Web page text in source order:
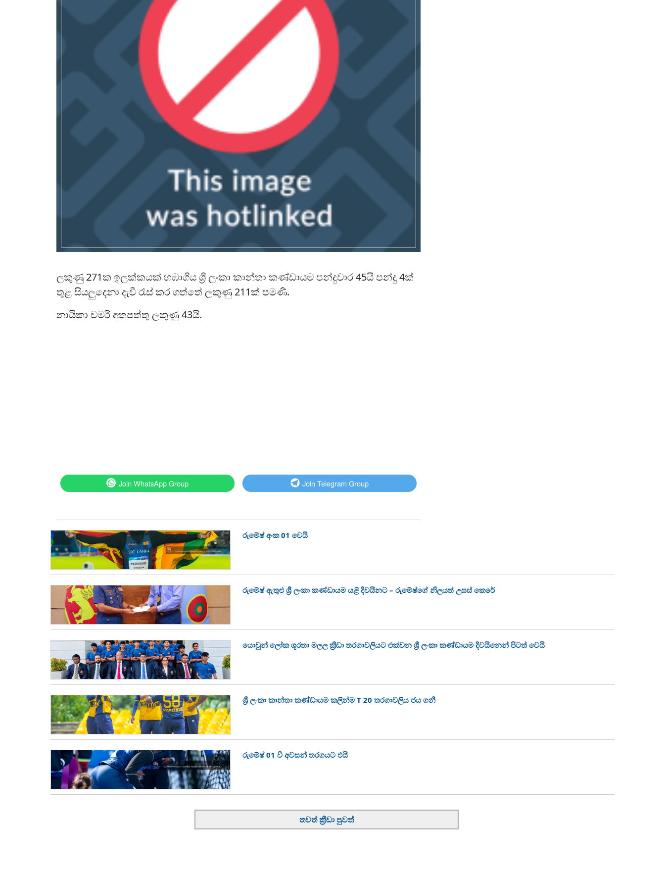
ලකුණු 271ක ඉලක්කයක් හඹාගිය ශ්‍රී ලංකා කාන්තා කණ්ඩායම පන්දුවාර 45යි පන්දු 4ක්
තුළ සියලුදෙනා දැවී රැස් කර ගත්තේ ලකුණු 211ක් පමණි.
නායිකා චමරි අතපත්තු ලකුණු 43යි.
Join WhatsApp Group Join Telegram Group
රුමේෂ් අංක 01 වෙයි
රුමේෂ් ඇතුළු ශ්‍රී ලංකා කණ්ඩායම යළි දිවයිනට – රුමේෂ්ගේ නිලයත් උසස් කෙරේ
යොවුන් ලෝක ශූරතා මලල ක්‍රීඩා තරගාවලියට එක්වන ශ්‍රී ලංකා කණ්ඩායම දිවයිනෙන් පිටත් වෙයි
ශ්‍රී ලංකා කාන්තා කණ්ඩායම කලින්ම T 20 තරගාවලිය ජය ගනී
රුමේෂ් 01 වී අවසන් තරගයට එයි
තවත් ක්‍රීඩා පුවත්